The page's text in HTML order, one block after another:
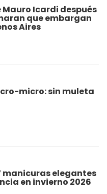
Mauro Icardi después
que embargan
Aires
micro: sin muleta
manicuras elegantes
en invierno 2026